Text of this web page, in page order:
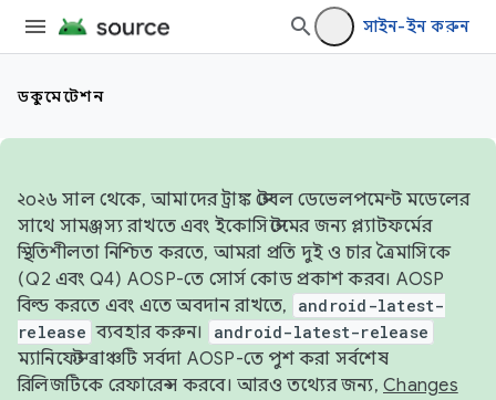
সাইন-ইন করুন
ডকুমেন্টেশন
২০২৬ সাল থেকে, আমাদের ট্রাঙ্ক স্টেবল ডেভেলপমেন্ট মডেলের
সাথে সামঞ্জস্য রাখতে এবং ইকোসিস্টেমের জন্য প্ল্যাটফর্মের
স্থিতিশীলতা নিশ্চিত করতে, আমরা প্রতি দুই ও চার ত্রৈমাসিকে
(Q2 এবং Q4) AOSP-তে সোর্স কোড প্রকাশ করব। AOSP
বিল্ড করতে এবং এতে অবদান রাখতে,
android-latest-
release ব্যবহার করুন। android-latest-release
ম্যানিফেস্ট ব্রাঞ্চটি সর্বদা AOSP-তে পুশ করা সর্বশেষ
রিলিজটিকে রেফারেন্স করবে। আরও তথ্যের জন্য, Changes